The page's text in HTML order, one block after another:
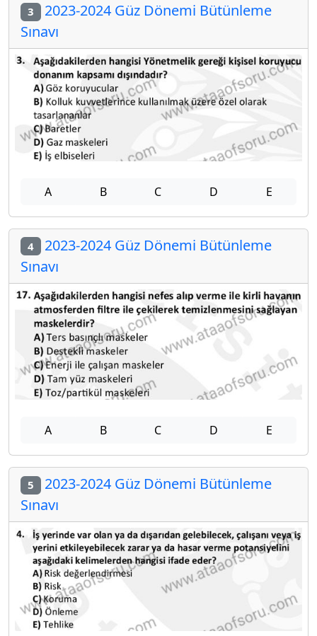
3 2023-2024 Güz Dönemi Bütünleme
Sınavı
A B C D E
4 2023-2024 Güz Dönemi Bütünleme
Sınavı
A B C D E
5 2023-2024 Güz Dönemi Bütünleme
Sınavı